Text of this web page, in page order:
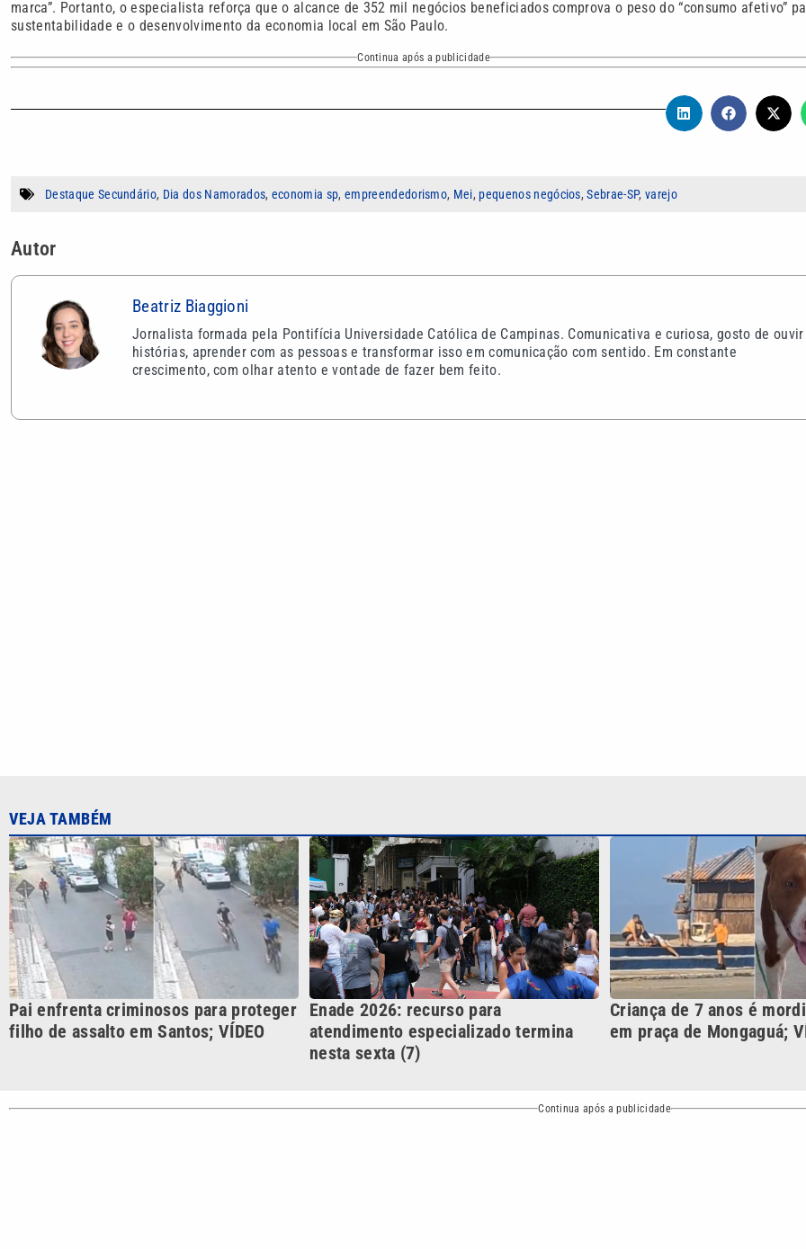
marca”. Portanto, o especialista reforça que o alcance de 352 mil negócios beneficiados comprova o peso do “consumo afetivo”
sustentabilidade e o desenvolvimento da economia local em São Paulo.
Continua após a publicidade
Destaque Secundário, Dia dos Namorados, economia sp, empreendedorismo, Mei, pequenos negócios,Sebrae-SP, varejo
Autor
Beatriz Biaggioni
Jornalista formada pela Pontifícia Universidade Católica de Campinas. Comunicativa e curiosa, gosto de ouvir
histórias, aprender com as pessoas e transformar isso em comunicação com sentido. Em constante
crescimento, com olhar atento e vontade de fazer bem feito.
filho de assalto em Santos; VÍDEO
Continua após a publicidade
VTV é afiliada do SBT na
Região Metropolitana de
CATEGORIAS
Cotidiano Esportes Mundo
Polícia Política Variedades